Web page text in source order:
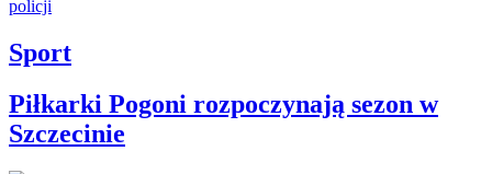
Sport
Piłkarki Pogoni rozpoczynają sezon w
Szczecinie